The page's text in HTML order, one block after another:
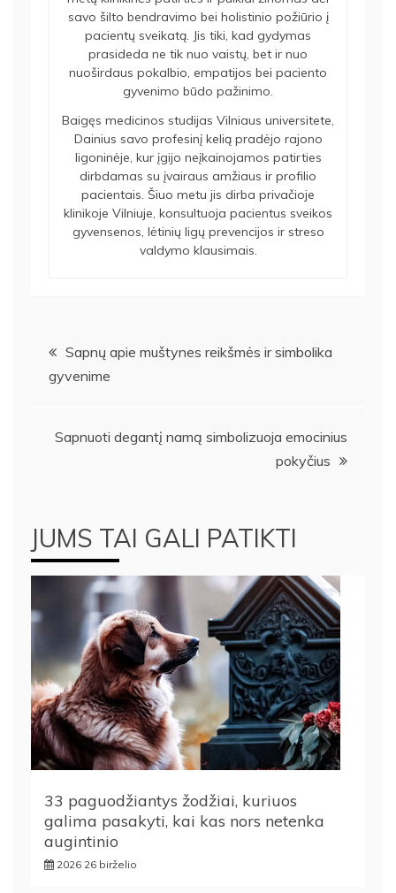
savo šilto bendravimo bei holistinio požiūrio į
pacientų sveikatą. Jis tiki, kad gydymas
prasideda ne tik nuo vaistų, bet ir nuo
nuoširdaus pokalbio, empatijos bei paciento
gyvenimo būdo pažinimo.
Baigęs medicinos studijas Vilniaus universitete,
Dainius savo profesinį kelią pradėjo rajono
ligoninėje, kur įgijo neįkainojamos patirties
dirbdamas su įvairaus amžiaus ir profilio
pacientais. Šiuo metu jis dirba privačioje
klinikoje Vilniuje, konsultuoja pacientus sveikos
gyvensenos, lėtinių ligų prevencijos ir streso
valdymo klausimais.
Navigacija
tarp
įrašų
Sapnų apie muštynes reikšmės ir simbolika
gyvenime
Sapnuoti degantį namą simbolizuoja emocinius
pokyčius
JUMS TAI GALI PATIKTI
33 paguodžiantys žodžiai, kuriuos
galima pasakyti, kai kas nors netenka
augintinio
2026 26 birželio